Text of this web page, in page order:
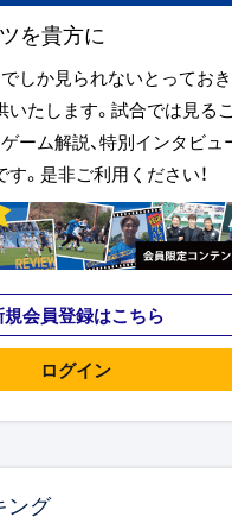
を貴方に
でしか見られないとってお
いたします。試合では見る
ーム解説、特別インタビュ
。是非ご利用ください！
規会員登録はこちら
ログイン
ング